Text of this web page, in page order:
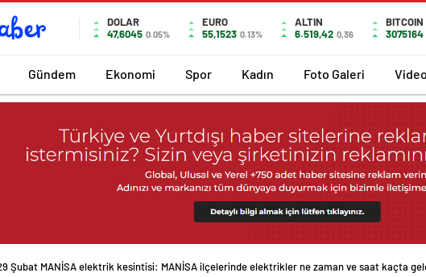
DOLAR
47,6045 0.05%
EURO
55,1523 0.13%
ALTIN
6.519,42 0,36
BITCOIN
3075164
Gündem Ekonomi Spor Kadın Foto Galeri
Şubat MANİSA elektrik kesintisi: MANİSA ilçelerinde elektrikler ne zaman ve saat kaçta